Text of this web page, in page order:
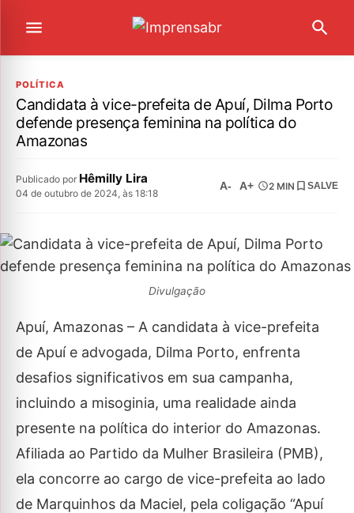
POLÍTICA
Candidata à vice-prefeita de Apuí, Dilma Porto
defende presença feminina na política do
Amazonas
Publicado por Hêmilly Lira
04 de outubro de 2024, às 18:18
A- A+ 2 MIN SALVE
Divulgação
Apuí, Amazonas – A candidata à vice-prefeita
de Apuí e advogada, Dilma Porto, enfrenta
desafios significativos em sua campanha,
incluindo a misoginia, uma realidade ainda
presente na política do interior do Amazonas.
Afiliada ao Partido da Mulher Brasileira (PMB),
ela concorre ao cargo de vice-prefeita ao lado
de Marquinhos da Maciel, pela coligação “Apuí